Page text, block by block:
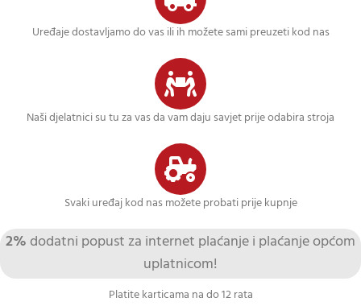
Uređaje dostavljamo do vas ili ih možete sami preuzeti kod nas
Naši djelatnici su tu za vas da vam daju savjet prije odabira stroja
Svaki uređaj kod nas možete probati prije kupnje
2% dodatni popust za internet plaćanje i plaćanje općom
uplatnicom!
Platite karticama na do 12 rata